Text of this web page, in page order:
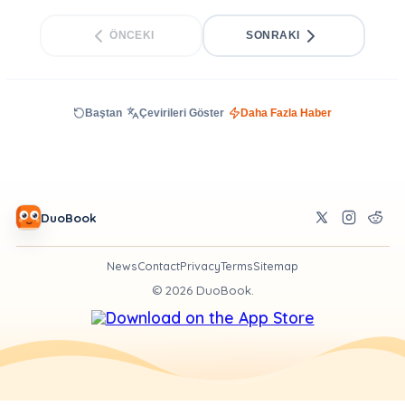
ÖNCEKI SONRAKI
Baştan Çevirileri Göster Daha Fazla Haber
DuoBook
NewsContactPrivacyTermsSitemap
© 2026DuoBook.